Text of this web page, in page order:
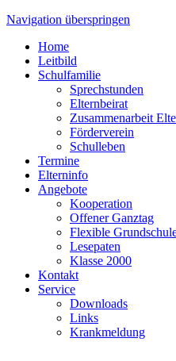
Navigation überspringen
Home
Leitbild
Schulfamilie
Sprechstunden
Elternbeirat
Zusammenarbeit
Förderverein
Schulleben
Termine
Elterninfo
Angebote
Kooperation
Offener Ganztag
Flexible
Lesepaten
Klasse 2000
Kontakt
Service
Downloads
Links
Krankmeldung